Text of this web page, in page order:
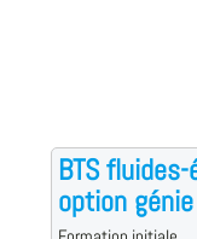
BTS
option